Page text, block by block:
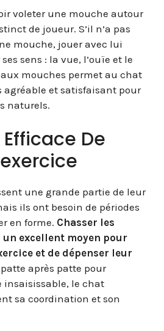
voleter une mouche autour
de joueur. S’il n’a pas
mouche, jouer avec lui
sens : la vue, l’ouïe et le
mouches permet au chat
agréable et satisfaisant pour
naturels.
De
une grande partie de leur
ils ont besoin de périodes
en forme. Chasser les
excellent moyen pour
et de dépenser leur
après patte pour
insaisissable, le chat
sa coordination et son